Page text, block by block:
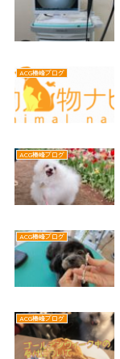
ACG椿峰ブログ
ACG椿峰ブログ
ACG椿峰ブログ
ACG椿峰ブログ